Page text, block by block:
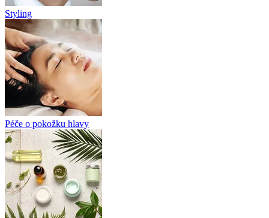
Styling
Péče o pokožku hlavy